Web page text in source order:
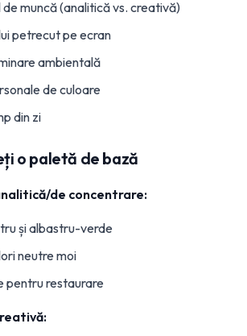
de muncă (analitică vs. creativă)
petrecut pe ecran
ambientală
de culoare
din zi
o paletă de bază
de concentrare:
și albastru-verde
neutre moi
pentru restaurare